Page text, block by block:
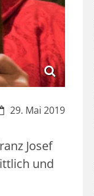
29. Mai 2019
Josef
und